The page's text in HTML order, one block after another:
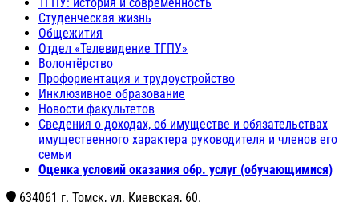
Студенческая жизнь
Общежития
Отдел «Телевидение ТГПУ»
Волонтёрство
Профориентация и трудоустройство
Инклюзивное образование
Новости факультетов
Сведения о доходах, об имуществе и обязательствах
имущественного характера руководителя и членов его
семьи
Оценка условий оказания обр. услуг (обучающимися)
634061 г. Томск, ул. Киевская, 60.